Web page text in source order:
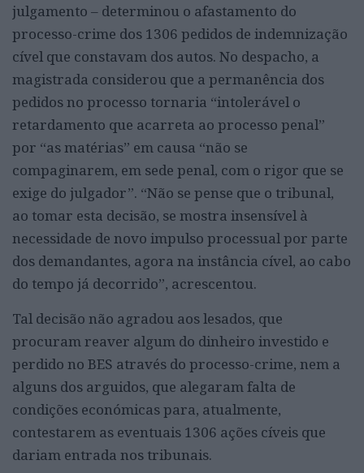
julgamento – determinou o afastamento do
processo-crime dos 1306 pedidos de indemnização
cível que constavam dos autos. No despacho, a
magistrada considerou que a permanência dos
pedidos no processo tornaria “intolerável o
retardamento que acarreta ao processo penal”
por “as matérias” em causa “não se
compaginarem, em sede penal, com o rigor que se
exige do julgador”. “Não se pense que o tribunal,
ao tomar esta decisão, se mostra insensível à
necessidade de novo impulso processual por parte
dos demandantes, agora na instância cível, ao cabo
do tempo já decorrido”, acrescentou.
Tal decisão não agradou aos lesados, que
procuram reaver algum do dinheiro investido e
perdido no BES através do processo-crime, nem a
alguns dos arguidos, que alegaram falta de
condições económicas para, atualmente,
contestarem as eventuais 1306 ações cíveis que
dariam entrada nos tribunais.